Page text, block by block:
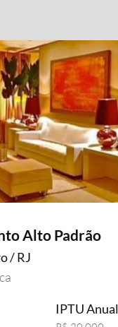
Alto Padrão
/ RJ
IPTU Anual